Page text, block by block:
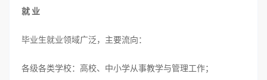
就 业
毕业生就业领域广泛，主要流向：
各级各类学校：高校、中小学从事教学与管理工作；